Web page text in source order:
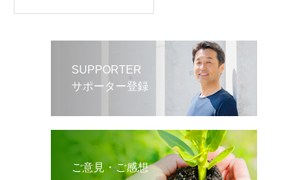
SUPPORTER
サポーター登録
ご意見・ご感想